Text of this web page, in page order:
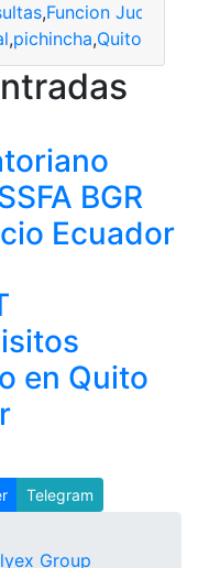
,Funcion Judicial
,pichincha,Quito
BGR
Ecuador
en Quito
Telegram
Group